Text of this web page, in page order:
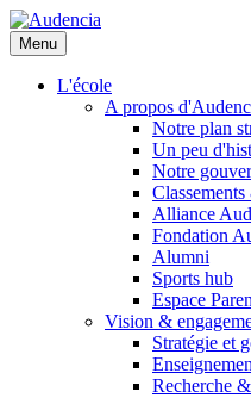
Aller
au
contenu
principal
Menu
L'école
A propos
Notre plan
Un peu
Notre
Alliance
Fondation
Alumni
Sports hub
Espace
Vision &
Stratégie et
Recherche